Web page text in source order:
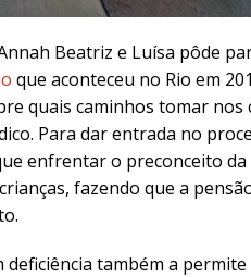
Beatriz e Luísa pôde
que aconteceu no Rio em
quais caminhos tomar nos
Para dar entrada no
enfrentar o preconceito
fazendo que a
também a